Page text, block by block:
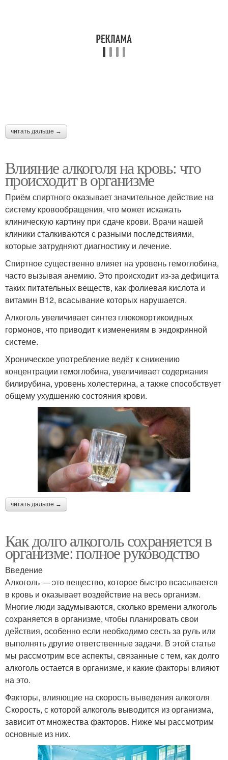
читать дальше →
Влияние алкоголя на кровь: что
происходит в организме
Приём спиртного оказывает значительное действие на
систему кровообращения, что может искажать
клиническую картину при сдаче крови. Врачи нашей
клиники сталкиваются с разными последствиями,
которые затрудняют диагностику и лечение.
Спиртное существенно влияет на уровень гемоглобина,
часто вызывая анемию. Это происходит из-за дефицита
таких питательных веществ, как фолиевая кислота и
витамин B12, всасывание которых нарушается.
Алкоголь увеличивает синтез глюкокортикоидных
гормонов, что приводит к изменениям в эндокринной
системе.
Хроническое употребление ведёт к снижению
концентрации гемоглобина, увеличивает содержания
билирубина, уровень холестерина, а также способствует
общему ухудшению состояния крови.
читать дальше →
Как долго алкоголь сохраняется в
организме: полное руководство
Введение
Алкоголь — это вещество, которое быстро всасывается
в кровь и оказывает воздействие на весь организм.
Многие люди задумываются, сколько времени алкоголь
сохраняется в организме, чтобы планировать свои
действия, особенно если необходимо сесть за руль или
выполнять другие ответственные задачи. В этой статье
мы рассмотрим все аспекты, связанные с тем, как долго
алкоголь остается в организме, и какие факторы влияют
на это.
Факторы, влияющие на скорость выведения алкоголя
Скорость, с которой алкоголь выводится из организма,
зависит от множества факторов. Ниже мы рассмотрим
основные из них.